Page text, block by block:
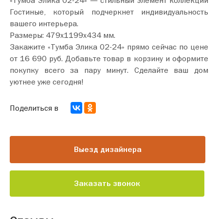
Гостиные, который подчеркнет индивидуальность
вашего интерьера.
Размеры: 479х1199х434 мм.
Закажите «Тумба Элика 02-24» прямо сейчас по цене
от 16 690 руб. Добавьте товар в корзину и оформите
покупку всего за пару минут. Сделайте ваш дом
уютнее уже сегодня!
Выезд дизайнера
Заказать звонок
Поделиться в